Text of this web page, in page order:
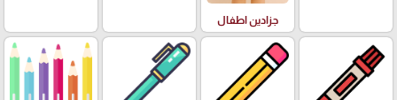
جزادين اطفال